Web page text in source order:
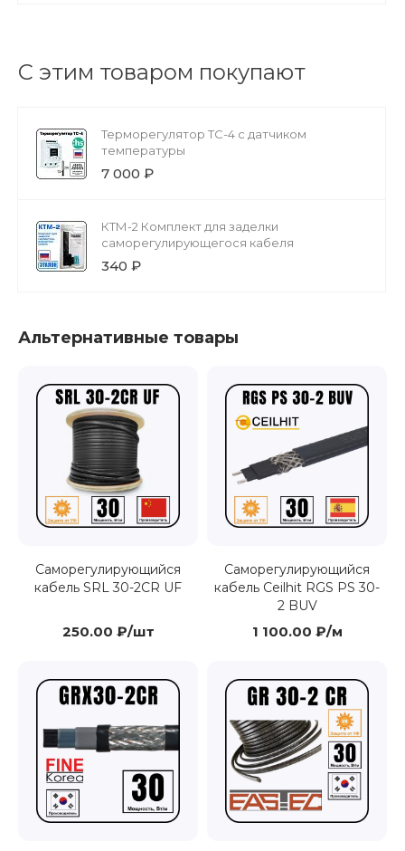
С этим товаром покупают
Терморегулятор ТС-4 с датчиком
температуры
7 000 ₽
КТМ-2 Комплект для заделки
саморегулирующегося кабеля
340 ₽
Альтернативные товары
Саморегулирующийся
кабель SRL 30-2CR UF
250.00 ₽/шт
Саморегулирующийся
кабель Ceilhit RGS PS 30-
2 BUV
1 100.00 ₽/м